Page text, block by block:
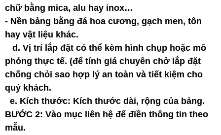
chữ bằng mica, alu hay inox…
- Nền bảng bằng đá hoa cương, gạch men, tôn
hay vật liệu khác.
d. Vị trí lắp đặt có thể kèm hình chụp hoặc mô
phỏng thực tế. (để tính giá chuyên chở lắp đặt
chống chỏi sao hợp lý an toàn và tiết kiệm cho
quý khách.
e. Kích thước: Kích thước dài, rộng của bảng.
BƯỚC 2: Vào mục liên hệ để điền thông tin theo
mẫu.